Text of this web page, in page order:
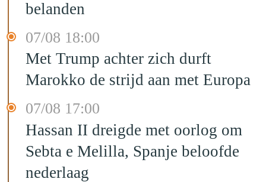
belanden
07/08 18:00
Met Trump achter zich durft
Marokko de strijd aan met Europa
07/08 17:00
Hassan II dreigde met oorlog om
Sebta e Melilla, Spanje beloofde
nederlaag